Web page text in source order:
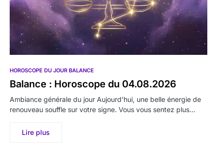
HOROSCOPE DU JOUR BALANCE
Balance : Horoscope du 04.08.2026
Ambiance générale du jour Aujourd’hui, une belle énergie de
renouveau souffle sur votre signe. Vous vous sentez plus…
Lire plus